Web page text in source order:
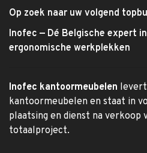
Op zoek naar uw volgend
Inofec — Dé Belgische expert
ergonomische werkplekken
Inofec kantoormeubelen
kantoormeubelen en staat in
plaatsing en dienst na verkoop
totaalproject.